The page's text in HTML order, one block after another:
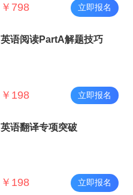
￥ 798 立即报名
英语阅读PartA解题技巧
￥ 198 立即报名
英语翻译专项突破
￥ 198 立即报名